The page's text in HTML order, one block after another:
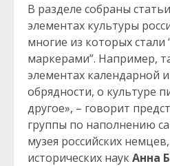
В разделе собраны
элементах культуры
многие из которых стали
маркерами”. Например,
элементах календарной
обрядности, о культуре
другое», – говорит
группы по наполнению
музея российских
исторических наукАнна